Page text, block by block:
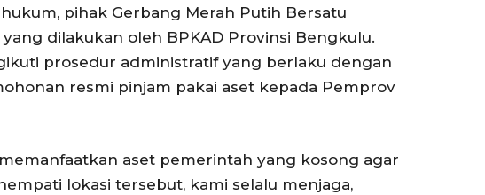
pihak Gerbang Merah Putih Bersatu
dilakukan oleh BPKAD Provinsi Bengkulu.
prosedur administratif yang berlaku dengan
resmi pinjam pakai aset kepada Pemprov
aset pemerintah yang kosong agar
lokasi tersebut, kami selalu menjaga,